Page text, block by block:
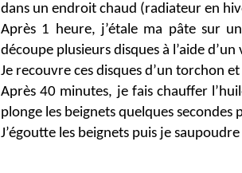
dans un endroit chaud (radiateur en
Après 1 heure, j’étale ma pâte sur
découpe plusieurs disques à l’aide d’un
Je recouvre ces disques d’un torchon
Après 40 minutes, je fais chauffer
plonge les beignets quelques secondes
J’égoutte les beignets puis je